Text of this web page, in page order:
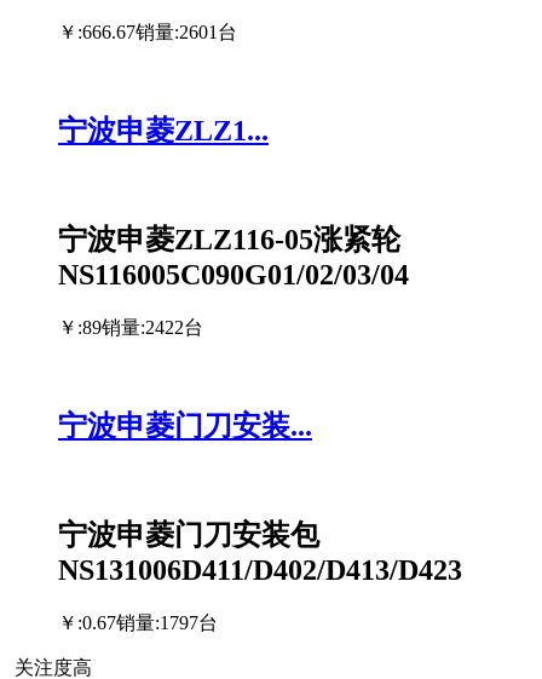
￥:666.67销量:2601台
宁波申菱ZLZ1...
宁波申菱ZLZ116-05涨紧轮
NS116005C090G01/02/03/04
￥:89销量:2422台
宁波申菱门刀安装...
宁波申菱门刀安装包
NS131006D411/D402/D413/D423
￥:0.67销量:1797台
关注度高